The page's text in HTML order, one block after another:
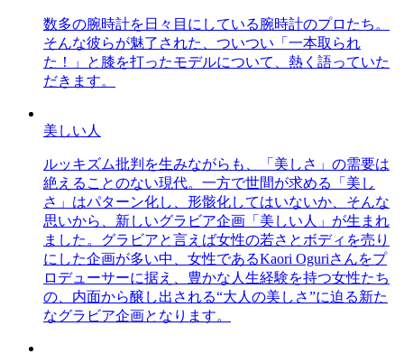
数多の腕時計を日々目にしている腕時計のプロたち。
そんな彼らが魅了された、ついつい「一本取られ
た！」と膝を打ったモデルについて、熱く語っていた
だきます。
美しい人
ルッキズム批判を生みながらも、「美しさ」の需要は
絶えることのない現代。一方で世間が求める「美し
さ」はパターン化し、形骸化してはいないか、そんな
思いから、新しいグラビア企画「美しい人」が生まれ
ました。グラビアと言えば女性の若さとボディを売り
にした企画が多い中、女性であるKaori Oguriさんをプ
ロデューサーに据え、豊かな人生経験を持つ女性たち
の、内面から醸し出される“大人の美しさ”に迫る新た
なグラビア企画となります。